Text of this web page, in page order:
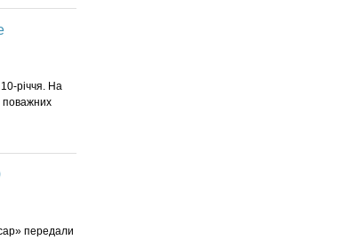
річчя. На
поважних
передали